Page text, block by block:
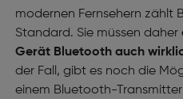
modernen Fernsehern zählt
Standard. Sie müssen daher
Gerät Bluetooth auch
der Fall, gibt es noch die
einem Bluetooth-